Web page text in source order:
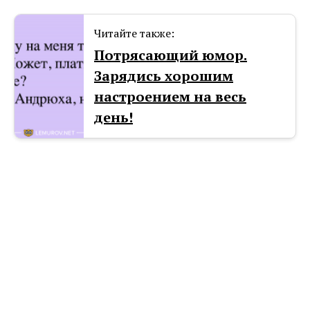
Читайте также:
Потрясающий юмор.
Зарядись хорошим
настроением на весь
день!